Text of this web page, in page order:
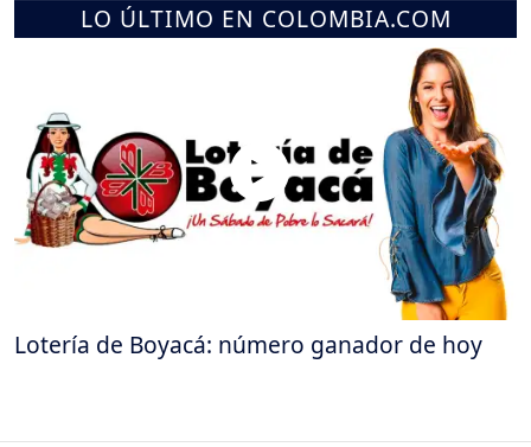
LO ÚLTIMO EN COLOMBIA.COM
Lotería de Boyacá: número ganador de hoy